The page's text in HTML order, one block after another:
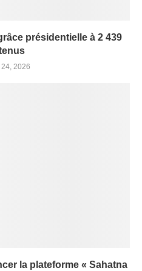
présidentielle à 2 439
2026
la plateforme « Sahatna